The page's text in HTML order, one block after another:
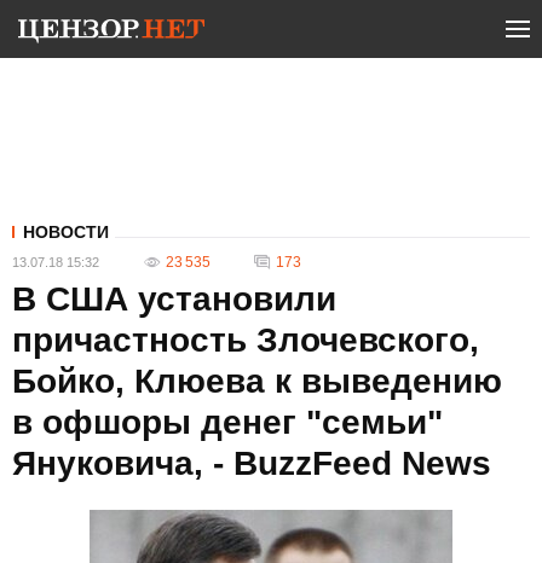
НОВОСТИ
13.07.18 15:32 23 535 173
В США установили
причастность Злочевского,
Бойко, Клюева к выведению
в офшоры денег "семьи"
Януковича, - BuzzFeed News